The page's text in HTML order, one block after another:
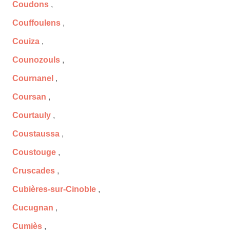
Coudons ,
Couffoulens ,
Couiza ,
Counozouls ,
Cournanel ,
Coursan ,
Courtauly ,
Coustaussa ,
Coustouge ,
Cruscades ,
Cubières-sur-Cinoble ,
Cucugnan ,
Cumiès ,